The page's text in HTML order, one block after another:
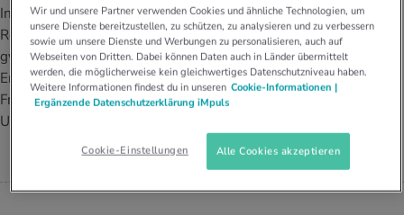
& Intoleranzen
THEMEN IM BEREICH BEWEGUNG
Kalorienverbrauch berechnen
THEMEN IM BEREICH ENTSPANNUNG
Wissen
THEMEN IM BEREICH SERVICES
Angebote
Tools, Test & Quizze
REPRODUKTIONSMEDIZINERIN IM
INSTITUT FÜR
REPRODUKTIONSMEDIZIN UND
GYNÄKOLOGISCHE
ENDOKRINOLOGIE (RME) AN DER
FRAUENKLINIK DES
UNIVERSITÄTSSPITALS BASEL
Dr. med. Ursula Gobrecht-
Keller
Institut für
Reproduktionsmedizin und
gynäkologische
Endokrinologie (RME) an der
Frauenklinik des
Universitätsspitals Basel.
Wir und unsere Partner verwenden Cookies und ähnliche Technologien, um
unsere Dienste bereitzustellen, zu schützen, zu analysieren und zu verbessern
sowie um unsere Dienste und Werbungen zu personalisieren, auch auf
Webseiten von Dritten. Dabei können Daten auch in Länder übermittelt
werden, die möglicherweise kein gleichwertiges Datenschutzniveau haben.
Weitere Informationen findest du in unseren Cookie-Informationen |
Ergänzende Datenschutzerklärung iMpuls
Cookie-Einstellungen Alle Cookies akzeptieren